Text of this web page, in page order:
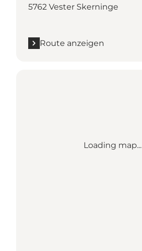
5762 Vester Skerninge
Route anzeigen
Loading map...